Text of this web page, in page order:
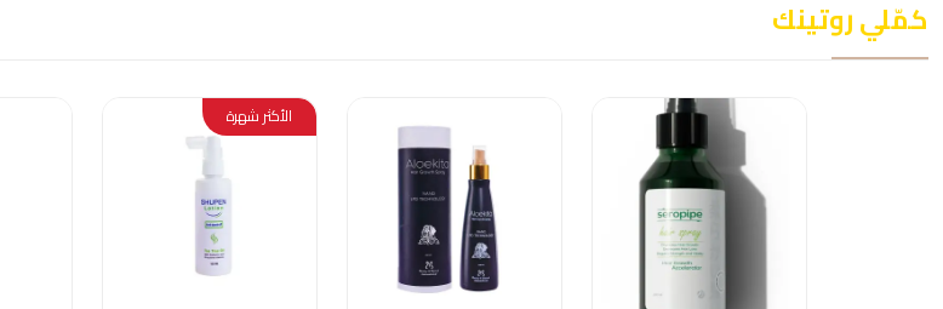
كمّلي روتينك
الأكثر شهرة